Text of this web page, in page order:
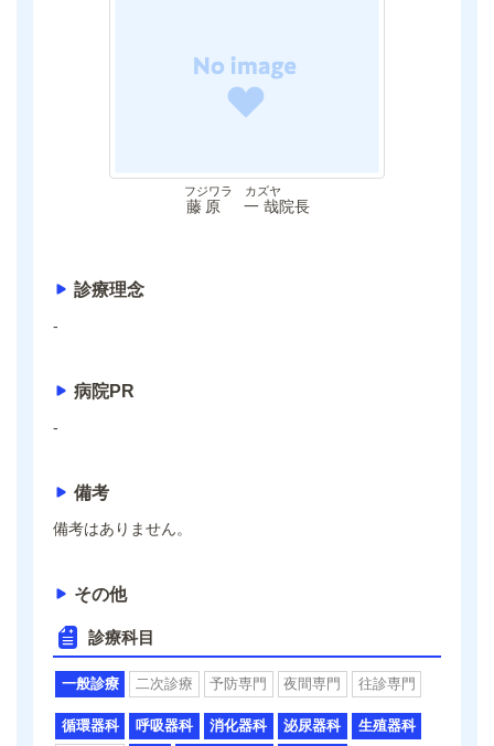
藤原 一哉
フジワラ カズヤ
院長
診療理念
-
病院PR
-
備考
備考はありません。
その他
診療科目
一般診療 二次診療 予防専門 夜間専門 往診専門
循環器科 呼吸器科 消化器科 泌尿器科
生殖器科